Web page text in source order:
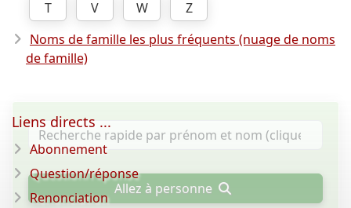
T
V W
Z
Noms de famille les plus fréquents (nuage de noms
de famille)
Allez à personne
Liens directs ...
Abonnement
Question/réponse
Renonciation